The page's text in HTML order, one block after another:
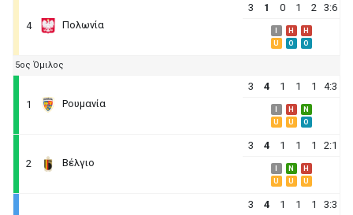
4 Πολωνία
3 1 0 1 2 3:6
H
H
U
O O
5ος Όμιλος
1 Ρουμανία
3 4 1 1 1 4:3
H
N
U
U O
2 Βέλγιο
3 4 1 1 1 2:1
N
H
U
U U
3 4 1 1 1 3:3